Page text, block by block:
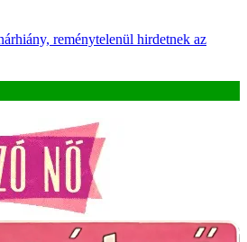
reménytelenül hirdetnek az